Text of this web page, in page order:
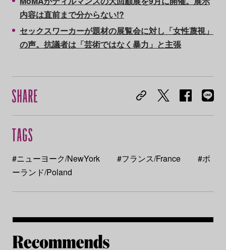
内容は直前まで分からない!?
セックスワーカーが題材の展覧会に対し「女性蔑視」
の声。抗議者は「芸術ではなく暴力」と主張
#ニューヨーク/NewYork #フランス/France
#ポ
ーランド/Poland